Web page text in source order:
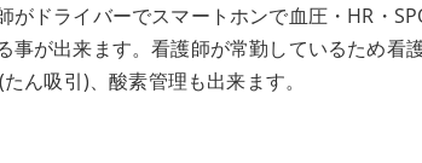
がドライバーでスマートホンで血圧・HR・
事が出来ます。看護師が常勤しているため看
ん吸引)、酸素管理も出来ます。